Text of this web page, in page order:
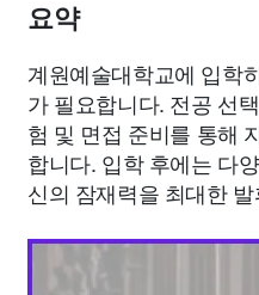
요약
계원예술대학교에 입학
가 필요합니다. 전공 선
험 및 면접 준비를 통해
합니다. 입학 후에는 다
신의 잠재력을 최대한